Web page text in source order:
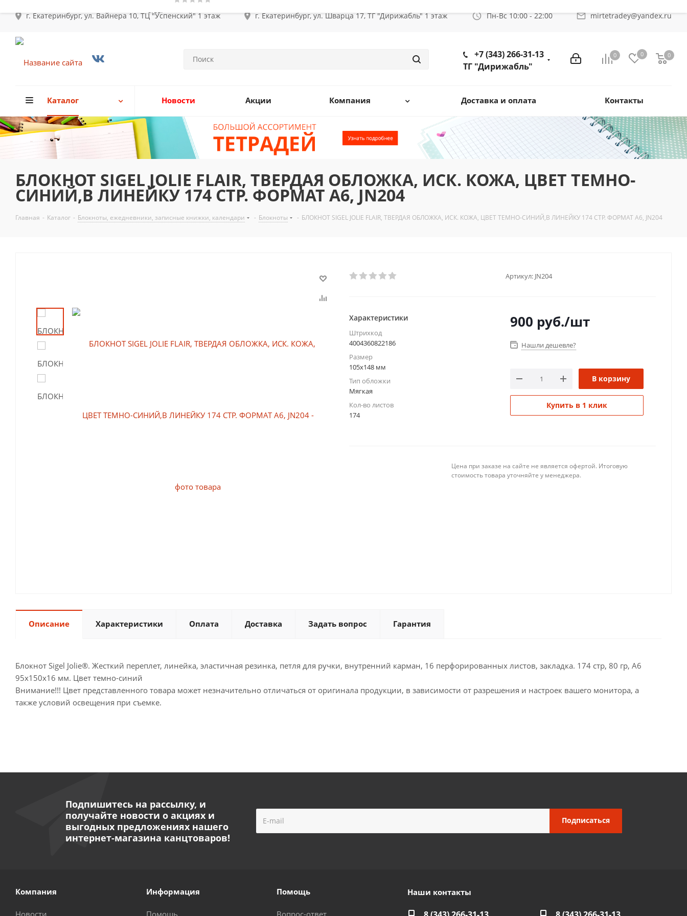
г. Екатеринбург, ул. Вайнера 10, ТЦ "Успенский" 1 этаж г. Екатеринбург, ул. Шварца 17, ТГ "Дирижабль" 1 этаж Пн-Вс 10:00 - 22:00 mirtetradey@yandex.ru
0 0 0
+7 (343) 266-31-13
ТГ "Дирижабль"
Каталог Новости Акции Компания Доставка и оплата Контакты
БЛОКНОТ SIGEL JOLIE FLAIR, ТВЕРДАЯ ОБЛОЖКА, ИСК. КОЖА, ЦВЕТ ТЕМНО-
СИНИЙ,В ЛИНЕЙКУ 174 СТР. ФОРМАТ A6, JN204
Главная - Каталог - Блокноты, ежедневники, записные книжки, календари - Блокноты - БЛОКНОТ SIGEL JOLIE FLAIR, ТВЕРДАЯ ОБЛОЖКА, ИСК. КОЖА, ЦВЕТ ТЕМНО-СИНИЙ,В ЛИНЕЙКУ 174 СТР. ФОРМАТ A6, JN204
Артикул: JN204
Характеристики
Штрихкод
4004360822186
Размер
105х148 мм
Тип обложки
Мягкая
Кол-во листов
174
900 руб./шт
Нашли дешевле?
В корзину
Купить в 1 клик
Цена при заказе на сайте не является офертой. Итоговую
стоимость товара уточняйте у менеджера.
Описание Характеристики Оплата Доставка Задать вопрос Гарантия
Блокнот Sigel Jolie®. Жесткий переплет, линейка, эластичная резинка, петля для ручки, внутренний карман, 16 перфорированных листов, закладка. 174 стр, 80 гр, А6
95x150x16 мм. Цвет темно-синий
Внимание!!! Цвет представленного товара может незначительно отличаться от оригинала продукции, в зависимости от разрешения и настроек вашего монитора, а
также условий освещения при съемке.
Подпишитесь на рассылку, и
получайте новости о акциях и
выгодных предложениях нашего
интернет-магазина канцтоваров!
Компания
Новости
Информация
Помощь
Помощь
Вопрос-ответ
Наши контакты